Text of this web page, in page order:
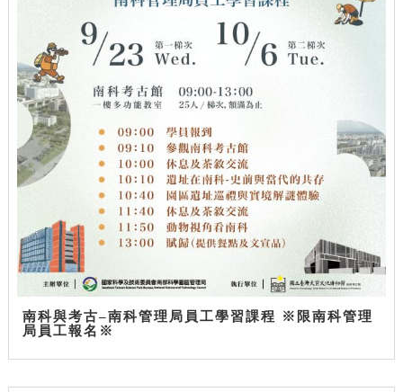
南科與考古–南科管理局員工學習課程 ※限南科管理
局員工報名※